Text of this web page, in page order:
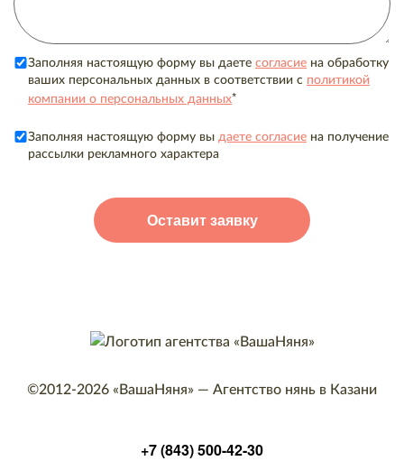
Заполняя настоящую форму вы даете согласие на обработку
ваших персональных данных в соответствии с политикой
компании о персональных данных*
Заполняя настоящую форму вы даете согласие на получение
рассылки рекламного характера
©2012-2026 «ВашаНяня» — Агентство нянь в Казани
+7 (843) 500-42-30